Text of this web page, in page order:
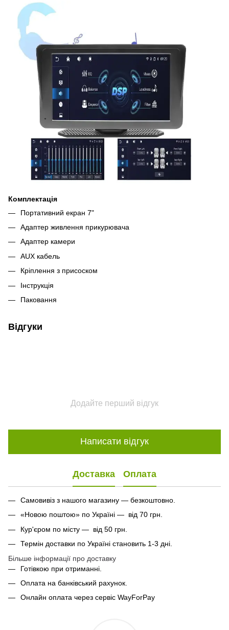
Комплектація
Портативний екран 7"
Адаптер живлення прикурювача
Адаптер камери
AUX кабель
Кріплення з присоском
Інструкція
Паковання
Відгуки
Додайте перший відгук
Написати відгук
Доставка Оплата
Самовивіз з нашого магазину — безкоштовно.
«Новою поштою» по Україні — від 70 грн.
Кур'єром по місту — від 50 грн.
Термін доставки по Україні становить 1-3 дні.
Більше інформації про доставку
Готівкою при отриманні.
Оплата на банківський рахунок.
Онлайн оплата через сервіс WayForPay